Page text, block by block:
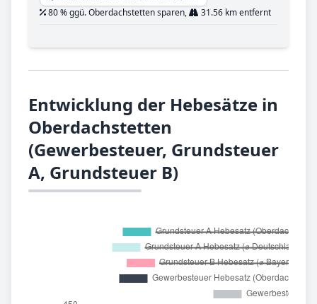
80 % ggü. Oberdachstetten sparen,
31.56 km entfernt
Entwicklung der Hebesätze in
Oberdachstetten
(Gewerbesteuer, Grundsteuer
A, Grundsteuer B)